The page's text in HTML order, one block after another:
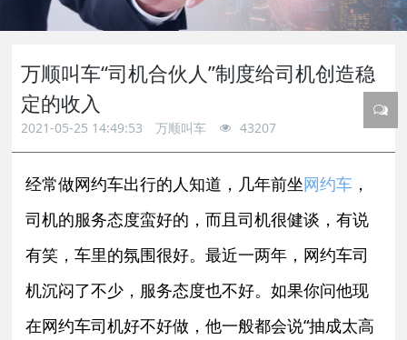
万顺叫车“司机合伙人”制度给司机创造稳
定的收入
2021-05-25 14:49:53 万顺叫车 43207
经常做网约车出行的人知道，几年前坐网约车 ，
司机的服务态度蛮好的，而且司机很健谈，有说
有笑，车里的氛围很好。最近一两年，网约车司
机沉闷了不少，服务态度也不好。如果你问他现
在网约车司机好不好做，他一般都会说“抽成太高